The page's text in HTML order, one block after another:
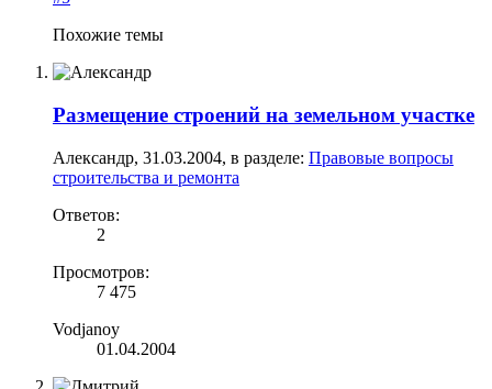
Похожие темы
Размещение строений на земельном участке
Александр, 31.03.2004, в разделе: Правовые вопросы
строительства и ремонта
Ответов:
2
Просмотров:
7 475
Vodjanoy
01.04.2004